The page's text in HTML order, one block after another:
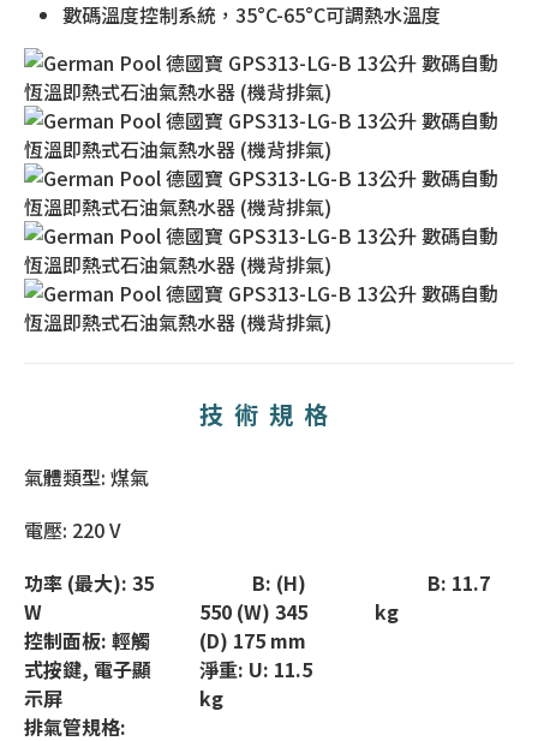
數碼溫度控制系統，35°C-65°C可調熱水溫度
技術規格
氣體類型: 煤氣
電壓: 220 V
功率 (最大): 35
W
控制面板: 輕觸
式按鍵, 電子顯
示屏
排氣管規格:
B: (H)
550 (W) 345
(D) 175 mm
淨重: U: 11.5
kg
B: 11.7
kg